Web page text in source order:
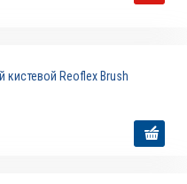
кистевой Reoflex Brush